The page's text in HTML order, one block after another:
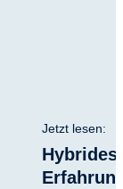
Jetzt lesen:
Hybrides